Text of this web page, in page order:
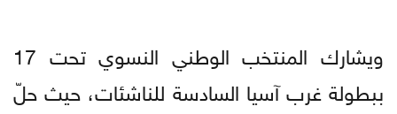
ويشارك المنتخب الوطني النسوي تحت 17
ببطولة غرب آسيا السادسة للناشئات، حيث حلّ